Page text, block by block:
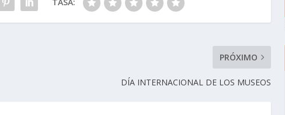
PRÓXIMO
DÍA INTERNACIONAL DE LOS MUSEOS